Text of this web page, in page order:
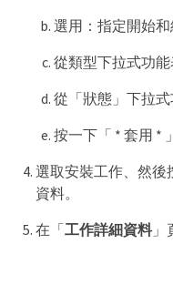
選用：指定開始和
從類型下拉式功能
從「狀態」下拉式
按一下「 * 套用 *
選取安裝工作、然後
資料。
在「工作詳細資料」